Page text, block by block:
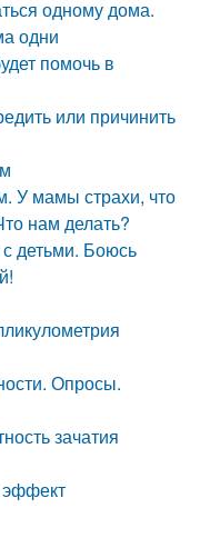
одному дома.
одни
помочь в
или причинить
У мамы страхи, что
нам делать?
детьми. Боюсь
Опросы.
зачатия
эффект